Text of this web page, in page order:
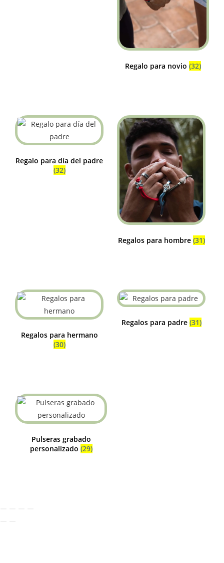
Regalo para novio (32)
Regalo para día del padre
(32)
Regalos para hombre (31)
Regalos para hermano
(30)
Regalos para padre (31)
Pulseras grabado
personalizado (29)